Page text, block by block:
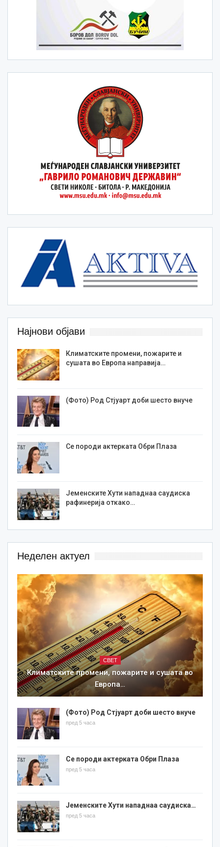
Најнови објави
Климатските промени, пожарите и
сушата во Европа направија…
(Фото) Род Стјуарт доби шесто внуче
Се породи актерката Обри Плаза
Јеменските Хути нападнаа саудиска
рафинерија откако…
Неделен актуел
СВЕТ
Климатските промени, пожарите и сушата во
Европа…
(Фото) Род Стјуарт доби шесто внуче
пред 5 часа
Се породи актерката Обри Плаза
пред 5 часа
Јеменските Хути нападнаа саудиска…
пред 5 часа